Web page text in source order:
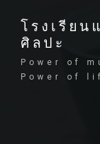
โรงเรีย
ศิลปะ
Power of
Power of